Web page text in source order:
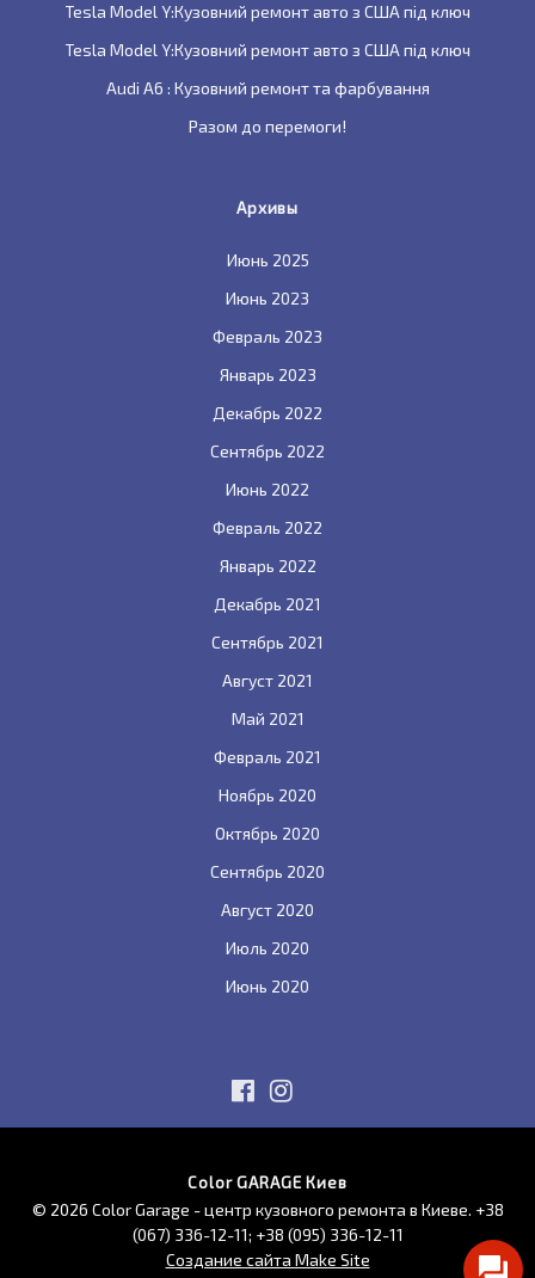
Tesla Model Y:Кузовний ремонт авто з США під ключ
Tesla Model Y:Кузовний ремонт авто з США під ключ
Audi A6 : Кузовний ремонт та фарбування
Разом до перемоги!
Архивы
Июнь 2025
Июнь 2023
Февраль 2023
Январь 2023
Декабрь 2022
Сентябрь 2022
Июнь 2022
Февраль 2022
Январь 2022
Декабрь 2021
Сентябрь 2021
Август 2021
Май 2021
Февраль 2021
Ноябрь 2020
Октябрь 2020
Сентябрь 2020
Август 2020
Июль 2020
Июнь 2020
Color GARAGE Киев
© 2026 Color Garage - центр кузовного ремонта в Киеве. +38
(067) 336-12-11; +38 (095) 336-12-11
Создание сайта Make Site